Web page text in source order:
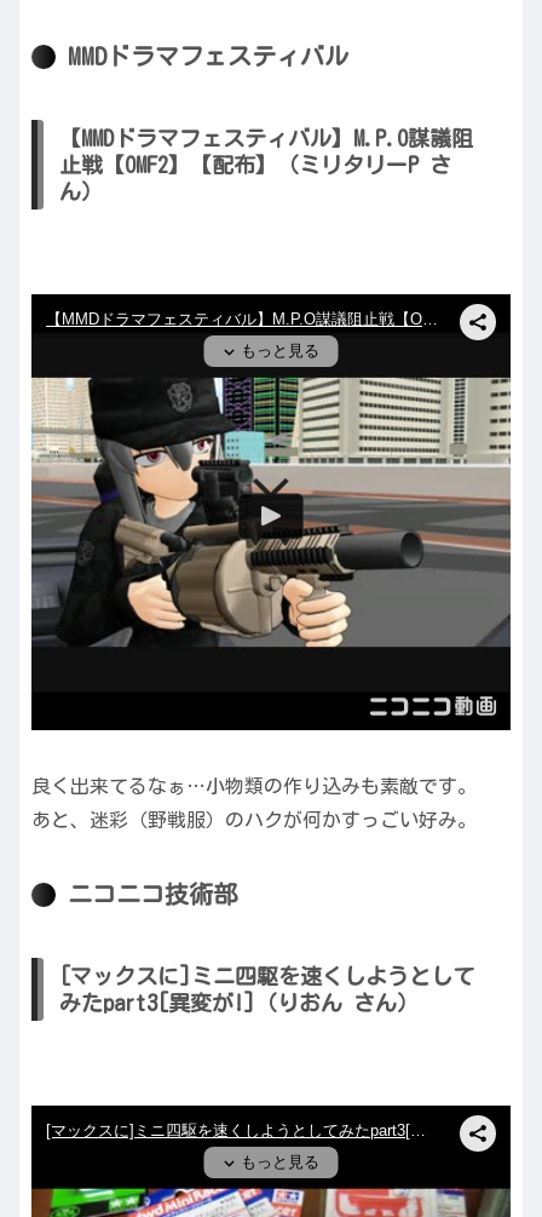
MMDドラマフェスティバル
【MMDドラマフェスティバル】M.P.O謀議阻
止戦【OMF2】【配布】（ミリタリーP さ
ん）
良く出来てるなぁ…小物類の作り込みも素敵です。
あと、迷彩（野戦服）のハクが何かすっごい好み。
ニコニコ技術部
[マックスに]ミニ四駆を速くしようとして
みたpart3[異変が!]（りおん さん）